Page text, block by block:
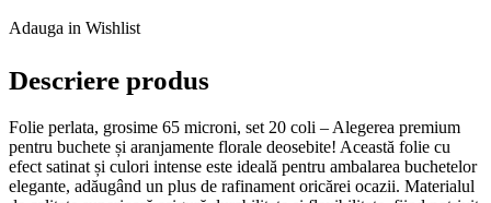
Adauga in Wishlist
Descriere produs
Folie perlata, grosime 65 microni, set 20 coli – Alegerea premium
pentru buchete și aranjamente florale deosebite! Această folie cu
efect satinat și culori intense este ideală pentru ambalarea buchetelor
elegante, adăugând un plus de rafinament oricărei ocazii. Materialul